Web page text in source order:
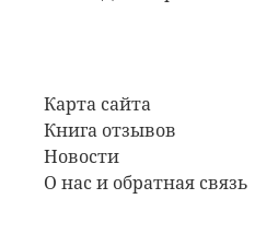
Карта сайта
Книга отзывов
Новости
О нас и обратная связь